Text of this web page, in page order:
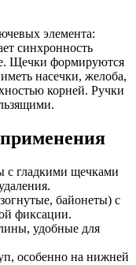
элемента:
синхронность
Щечки формируются
насечки, желоба,
корней. Ручки
гладкими щечками
байонеты) с
фиксации.
удобные для
особенно на нижней